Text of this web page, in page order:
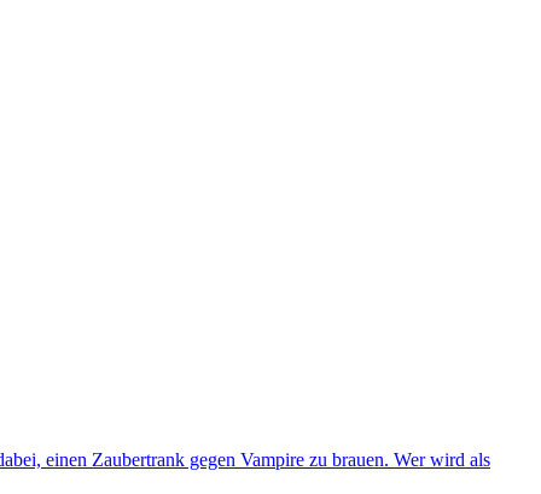
einen Zaubertrank gegen Vampire zu brauen. Wer wird als